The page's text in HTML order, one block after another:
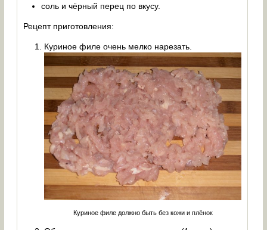
соль и чёрный перец по вкусу.
Рецепт приготовления:
Куриное филе очень мелко нарезать.
Куриное филе должно быть без кожи и плёнок